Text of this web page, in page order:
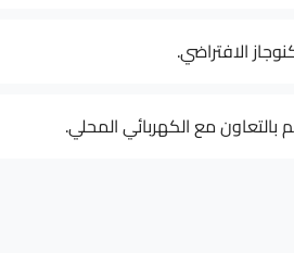
الافتراضي.
مع الكهربائي المحلي.